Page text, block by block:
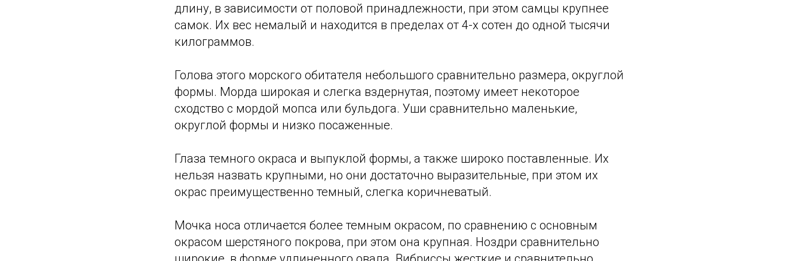
длину, в зависимости от половой принадлежности, при этом самцы крупнее
самок. Их вес немалый и находится в пределах от 4-х сотен до одной тысячи
килограммов.
Голова этого морского обитателя небольшого сравнительно размера, округлой
формы. Морда широкая и слегка вздернутая, поэтому имеет некоторое
сходство с мордой мопса или бульдога. Уши сравнительно маленькие,
округлой формы и низко посаженные.
Глаза темного окраса и выпуклой формы, а также широко поставленные. Их
нельзя назвать крупными, но они достаточно выразительные, при этом их
окрас преимущественно темный, слегка коричневатый.
Мочка носа отличается более темным окрасом, по сравнению с основным
окрасом шерстяного покрова, при этом она крупная. Ноздри сравнительно